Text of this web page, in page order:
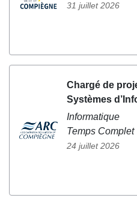
31 juillet 2026
Chargé de
Systèmes
Informatique
Temps
24 juillet 2026